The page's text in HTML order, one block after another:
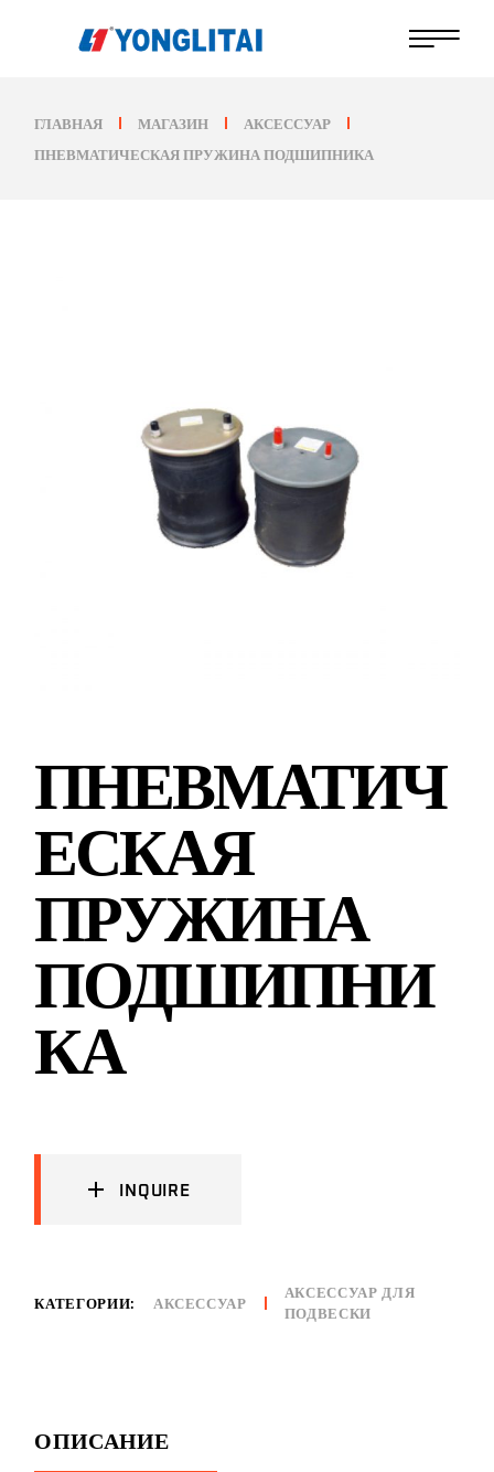
содержанию
ГЛАВНАЯ МАГАЗИН АКСЕССУАР
ПНЕВМАТИЧЕСКАЯ ПРУЖИНА ПОДШИПНИКА
ПНЕВМАТИЧ
ЕСКАЯ
ПРУЖИНА
ПОДШИПНИ
КА
INQUIRE
КАТЕГОРИИ: АКСЕССУАР
АКСЕССУАР ДЛЯ
ПОДВЕСКИ
ОПИСАНИЕ